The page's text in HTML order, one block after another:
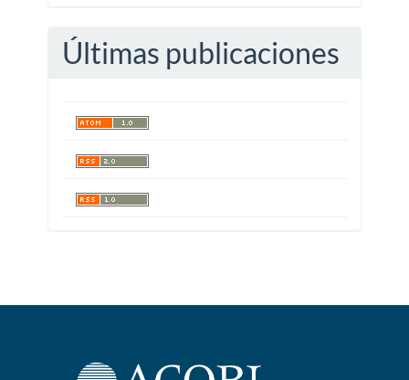
Últimas publicaciones